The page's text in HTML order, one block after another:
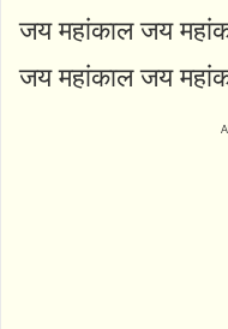
जय महांकाल जय
जय महांकाल जय